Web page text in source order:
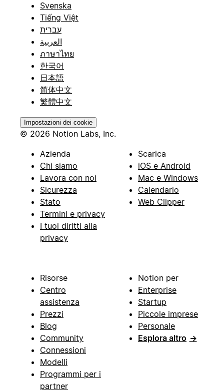
Svenska
Tiếng Việt
עברית
العربية
ภาษาไทย
한국어
日本語
简体中文
繁體中文
Impostazioni dei cookie
© 2026 Notion Labs, Inc.
Azienda
Chi siamo
Lavora con noi
Sicurezza
Stato
Termini e privacy
I tuoi diritti alla
privacy
Scarica
iOS e Android
Mac e Windows
Calendario
Web Clipper
Risorse
Centro
assistenza
Prezzi
Blog
Community
Connessioni
Modelli
Programmi per i
partner
Notion per
Enterprise
Startup
Piccole imprese
Personale
Esplora altro →